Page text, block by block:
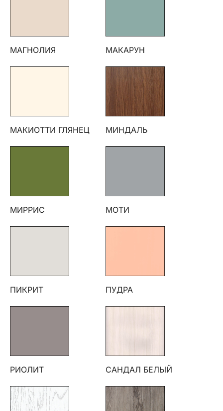
МАГНОЛИЯ МАКАРУН
МАКИОТТИ ГЛЯНЕЦ МИНДАЛЬ
МИРРИС МОТИ
ПИКРИТ ПУДРА
РИОЛИТ САНДАЛ БЕЛЫЙ